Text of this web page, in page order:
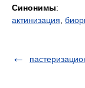
Синонимы:
актинизация